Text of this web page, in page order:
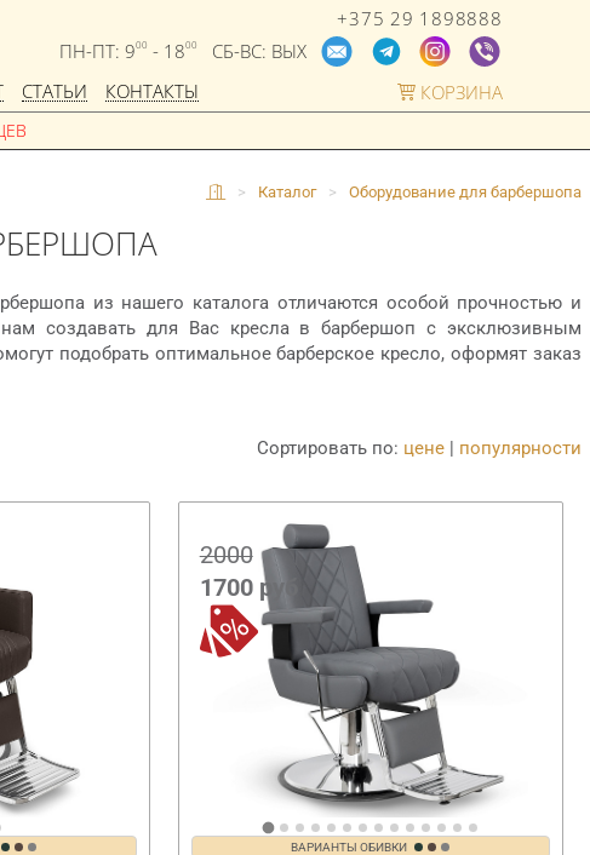
+375 29 1898888
ПН-ПТ: 900 - 1800
СБ-ВС: ВЫХ
СТАТЬИ КОНТАКТЫ КОРЗИНА
> Каталог > Оборудование для барбершопа
из нашего каталога отличаются особой прочностью и
создавать для Вас кресла в барбершоп с эксклюзивным
подобрать оптимальное барберское кресло, оформят заказ
|
2000
1700руб
ВАРИАНТЫ ОБИВКИ